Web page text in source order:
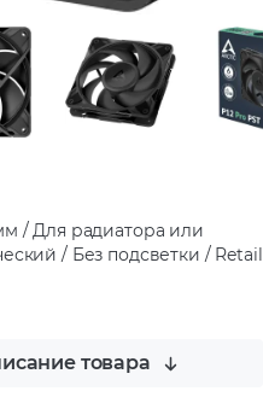
/ Для радиатора или
/ Без подсветки / Retail
товара